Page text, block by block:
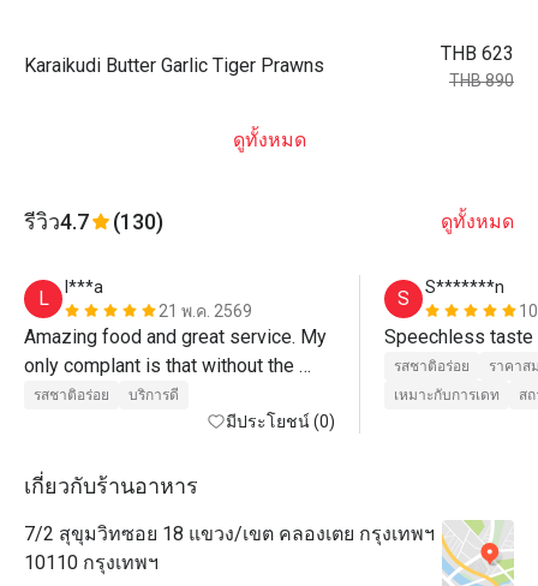
Karaikudi Butter Garlic Tiger Prawns
THB 623
THB 890
ดูทั้งหมด
รีวิว4.7 (130) ดูทั้งหมด
L
l***a
21 พ.ค. 2569
Amazing food and great service. My
only complant is that without the
eatigo discount, it's r
รสชาติอร่อย บริการดี
มีประโยชน์ (0)
S
S*******n
Speechless taste
รสชาติอร่อย
ราคาส
เหมาะกับการเดท
ส
เกี่ยวกับร้านอาหาร
7/2 สุขุมวิทซอย 18 แขวง/เขต คลองเตย กรุงเทพฯ
10110 กรุงเทพฯ